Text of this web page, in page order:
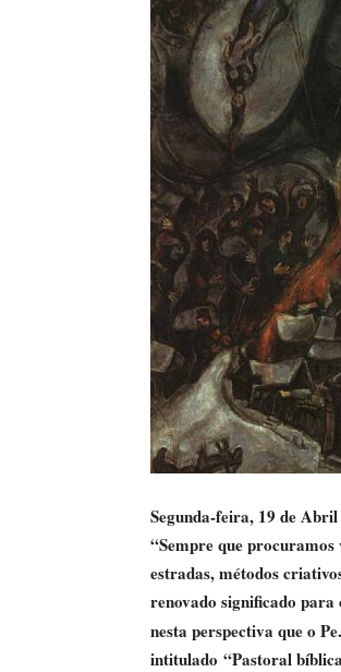
Segunda-feira, 19 de Abril
“Sempre que
estradas, métodos
renovado significado
nesta perspectiva que o
intitulado “Pastoral